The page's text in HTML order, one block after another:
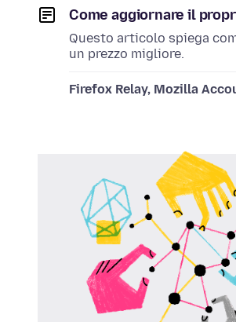
Come aggiornare il
Questo articolo spiega
un prezzo migliore.
Firefox Relay, Mozilla